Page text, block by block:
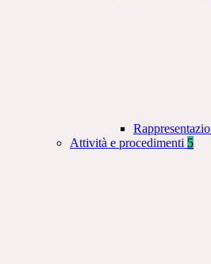
Attività e procedimenti 5